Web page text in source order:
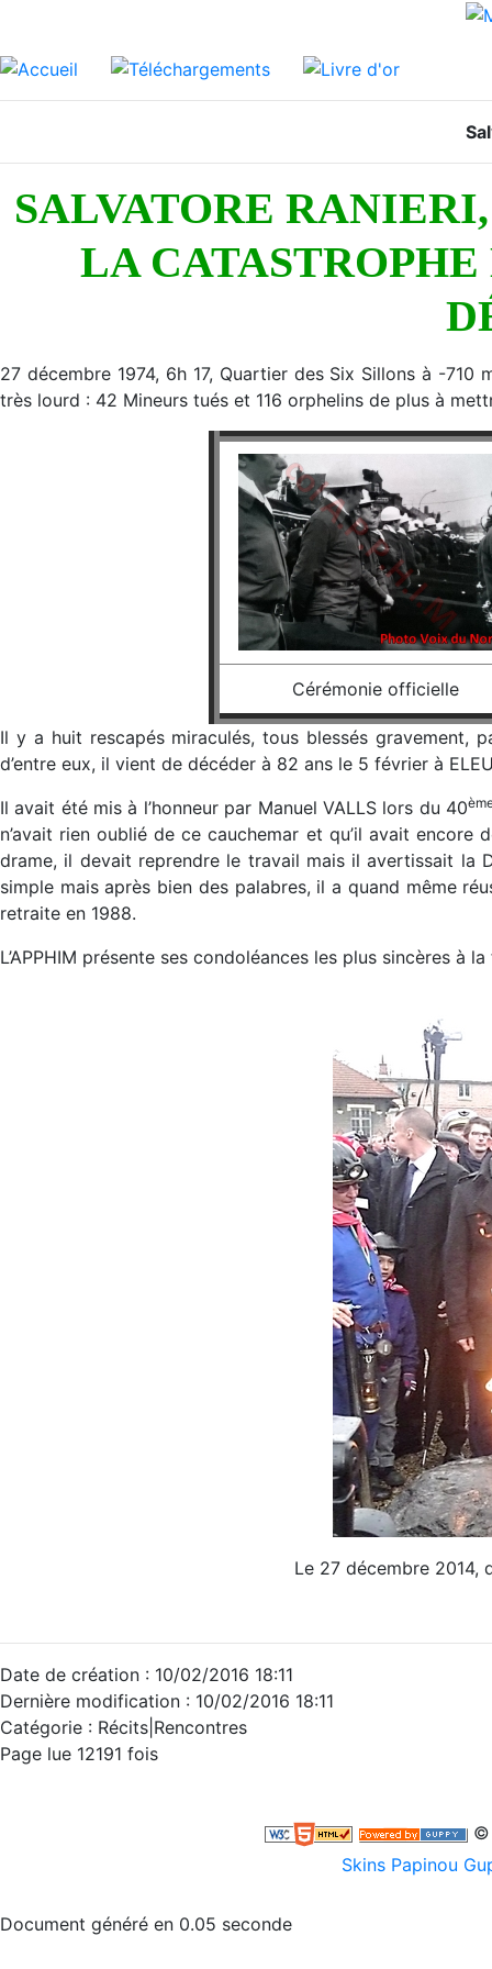
SALVATORE
LA
27 décembre 1974, 6h 17, Quartier des Six Sillons à -
très lourd : 42 Mineurs tués et 116 orphelins de plus à
Cérémonie officielle
Il y a huit rescapés miraculés, tous blessés gravement,
d’entre eux, il vient de décéder à 82 ans le 5 février à
Il avait été mis à l’honneur par Manuel VALLS lors du 40
n’avait rien oublié de ce cauchemar et qu’il avait
drame, il devait reprendre le travail mais il avertissait la
simple mais après bien des palabres, il a quand même
retraite en 1988.
L’APPHIM présente ses condoléances les plus sincères à
Le 27 décembre 2014,
Date de création : 10/02/2016 18:11
Dernière modification : 10/02/2016 18:11
Catégorie : Récits|Rencontres
Page lue 12191 fois
©
Skins Papinou
Document généré en 0.05 seconde